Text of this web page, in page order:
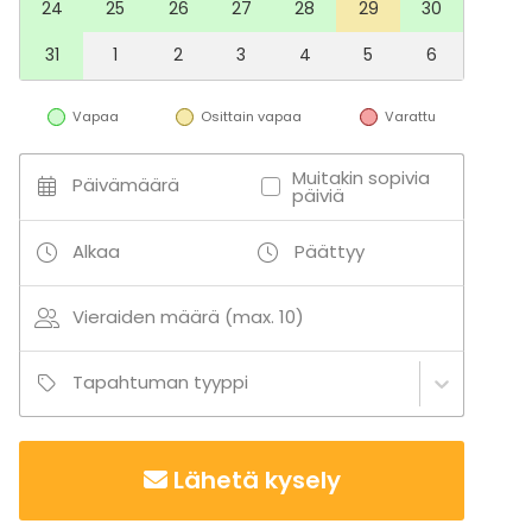
24
25 26 27 28 29
30
31
1 2 3 4 5 6
Vapaa Osittain vapaa Varattu
Päivämäärä Muitakin sopivia
päiviä
Alkaa Päättyy
Vieraiden määrä (max. 10)
Tapahtuman tyyppi
Lähetä kysely